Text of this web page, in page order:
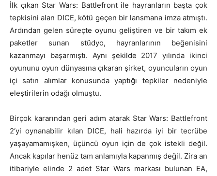
İlk çıkan Star Wars: Battlefront ile hayranların başta çok
tepkisini alan DICE, kötü geçen bir lansmana imza atmıştı.
Ardından gelen süreçte oyunu geliştiren ve bir takım ek
paketler sunan stüdyo, hayranlarının beğenisini
kazanmayı başarmıştı. Aynı şekilde 2017 yılında ikinci
oyununu oyun dünyasına çıkaran şirket, oyuncuların oyun
içi satın alımlar konusunda yaptığı tepkiler nedeniyle
eleştirilerin odağı olmuştu.
Birçok kararından geri adım atarak Star Wars: Battlefront
2‘yi oynanabilir kılan DICE, hali hazırda iyi bir tecrübe
yaşayamamışken, üçüncü oyun için de çok istekli değil.
Ancak kapılar henüz tam anlamıyla kapanmış değil. Zira an
itibariyle elinde 2 adet Star Wars markası bulunan EA,